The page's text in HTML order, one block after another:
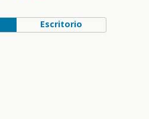
Escritorio